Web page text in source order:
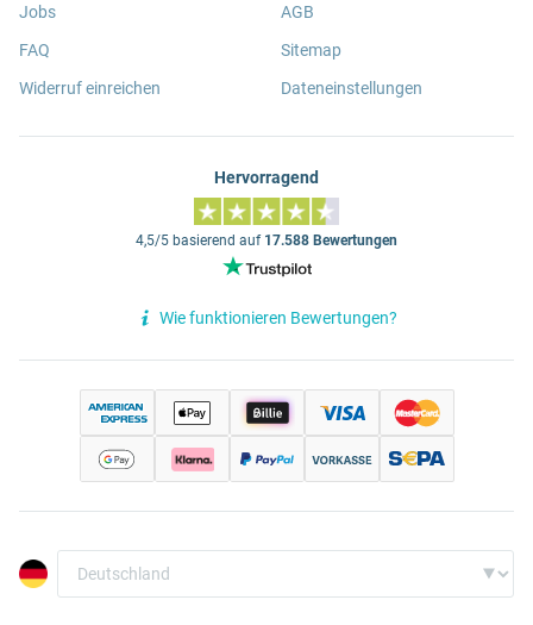
Jobs
FAQ
Widerruf einreichen
AGB
Sitemap
Dateneinstellungen
Hervorragend
4,5/5 basierend auf 17.588 Bewertungen
Wie funktionieren Bewertungen?